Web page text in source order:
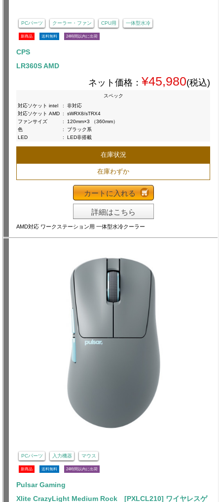
PCパーツ クーラー・ファン CPU用 一体型水冷
新商品 送料無料 24時間以内に出荷
CPS
LR360S AMD
ネット価格： ¥45,980(税込)
スペック
対応ソケット intel
:
非対応
対応ソケット AMD :
sWRX8/sTRX4
ファンサイズ
:
120mm×3 （360mm）
色
:
ブラック系
LED
: LED非搭載
在庫状況
在庫わずか
カートに入れる
詳細はこちら
AMD対応 ワークステーション用 一体型水冷クーラー
PCパーツ 入力機器 マウス
新商品 送料無料 24時間以内に出荷
Pulsar Gaming
Xlite CrazyLight Medium Rock [PXLCL210] ワイヤレスゲ